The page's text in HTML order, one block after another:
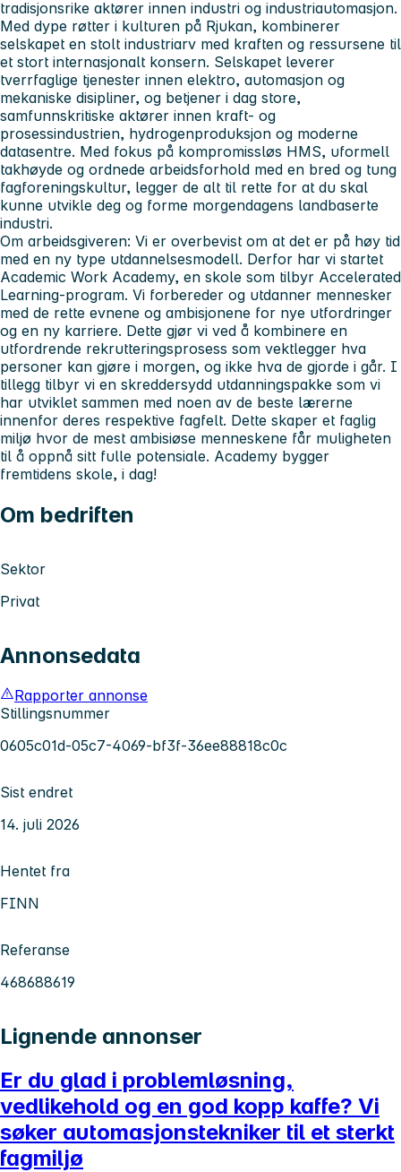
tradisjonsrike aktører innen industri og industriautomasjon.
Med dype røtter i kulturen på Rjukan, kombinerer
selskapet en stolt industriarv med kraften og ressursene til
et stort internasjonalt konsern. Selskapet leverer
tverrfaglige tjenester innen elektro, automasjon og
mekaniske disipliner, og betjener i dag store,
samfunnskritiske aktører innen kraft- og
prosessindustrien, hydrogenproduksjon og moderne
datasentre. Med fokus på kompromissløs HMS, uformell
takhøyde og ordnede arbeidsforhold med en bred og tung
fagforeningskultur, legger de alt til rette for at du skal
kunne utvikle deg og forme morgendagens landbaserte
industri.
Om arbeidsgiveren: Vi er overbevist om at det er på høy tid
med en ny type utdannelsesmodell. Derfor har vi startet
Academic Work Academy, en skole som tilbyr Accelerated
Learning-program. Vi forbereder og utdanner mennesker
med de rette evnene og ambisjonene for nye utfordringer
og en ny karriere. Dette gjør vi ved å kombinere en
utfordrende rekrutteringsprosess som vektlegger hva
personer kan gjøre i morgen, og ikke hva de gjorde i går. I
tillegg tilbyr vi en skreddersydd utdanningspakke som vi
har utviklet sammen med noen av de beste lærerne
innenfor deres respektive fagfelt. Dette skaper et faglig
miljø hvor de mest ambisiøse menneskene får muligheten
til å oppnå sitt fulle potensiale. Academy bygger
fremtidens skole, i dag!
Om bedriften
Sektor
Privat
Annonsedata
Rapporter annonse
Stillingsnummer
0605c01d-05c7-4069-bf3f-36ee88818c0c
Sist endret
14. juli 2026
Hentet fra
FINN
Referanse
468688619
Lignende annonser
Er du glad i problemløsning,
vedlikehold og en god kopp kaffe? Vi
søker automasjonstekniker til et sterkt
fagmiljø